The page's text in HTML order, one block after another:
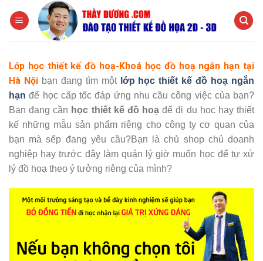
đến
Lớp học thiết kế đồ hoạ-Khoá học đồ hoạ ngắn hạn tại
Hà Nội bạn đang tìm một lớp học thiết kế đồ hoạ ngắn
hạn để học cấp tốc đáp ứng nhu cầu công việc của bạn?
Bạn đang cần học thiết kế đồ hoạ để đi du học hay thiết
kế những mẫu sản phẩm riêng cho công ty cơ quan của
bạn mà sếp đang yêu cầu?Bạn là chủ shop chủ doanh
nghiệp hay trước đây làm quản lý giờ muốn học để tự xử
lý đồ hoạ theo ý tưởng riêng của mình?